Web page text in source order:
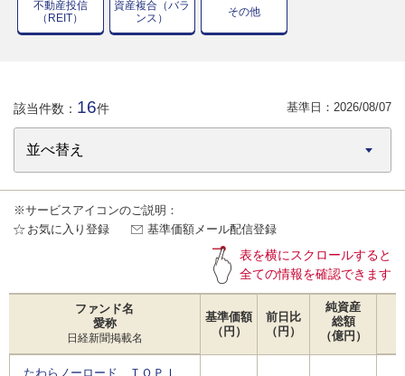
不動産投信
（REIT）
資産複合（バラ
ンス）
その他
該当件数： 16件 基準日： 2026/08/07
※サービスアイコンのご説明：
お気に入り登録
基準価額メール配信登録
表を横にスクロールすると
全ての情報を確認できます
ファンド名
愛称
日経新聞掲載名
基準価額
（円）
前日比
（円）
純資産
総額
（億円）
たわらノーロード ＴＯＰＩ